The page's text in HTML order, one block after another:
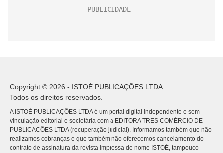
Copyright © 2026 - ISTOÉ PUBLICAÇÕES LTDA
Todos os direitos reservados.
A ISTOÉ PUBLICAÇÕES LTDA é um portal digital independente e sem
vinculação editorial e societária com a EDITORA TRES COMÉRCIO DE
PUBLICACÕES LTDA (recuperação judicial). Informamos também que não
realizamos cobranças e que também não oferecemos cancelamento do
contrato de assinatura da revista impressa de nome ISTOÉ, tampouco